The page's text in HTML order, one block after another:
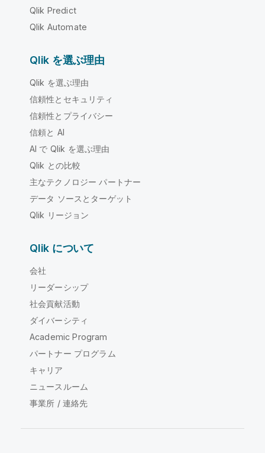
Qlik Predict
Qlik Automate
Qlik を選ぶ理由
Qlik を選ぶ理由
信頼性とセキュリティ
信頼性とプライバシー
信頼と AI
AI で Qlik を選ぶ理由
Qlik との比較
主なテクノロジー パートナー
データ ソースとターゲット
Qlik リージョン
Qlik について
会社
リーダーシップ
社会貢献活動
ダイバーシティ
Academic Program
パートナー プログラム
キャリア
ニュースルーム
事業所 / 連絡先